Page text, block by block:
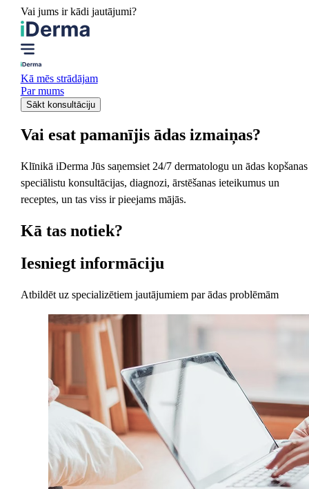
Vai jums ir kādi jautājumi?
Kā mēs strādājam
Par mums
Sākt konsultāciju
Vai esat pamanījis ādas izmaiņas?
Klīnikā iDerma Jūs saņemsiet 24/7 dermatologu un ādas kopšanas
speciālistu konsultācijas, diagnozi, ārstēšanas ieteikumus un
receptes, un tas viss ir pieejams mājās.
Kā tas notiek?
Iesniegt informāciju
Atbildēt uz specializētiem jautājumiem par ādas problēmām